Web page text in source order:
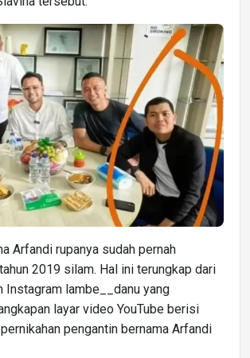
Arfandi rupanya sudah pernah
2019 silam. Hal ini terungkap dari
Instagram lambe__danu yang
layar video YouTube berisi
pengantin bernama Arfandi